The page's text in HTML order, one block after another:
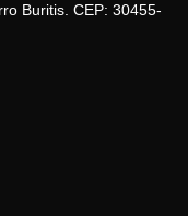
Buritis. CEP: 30455-